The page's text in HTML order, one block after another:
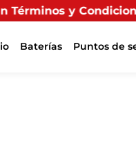
-
Baterías Puntos de